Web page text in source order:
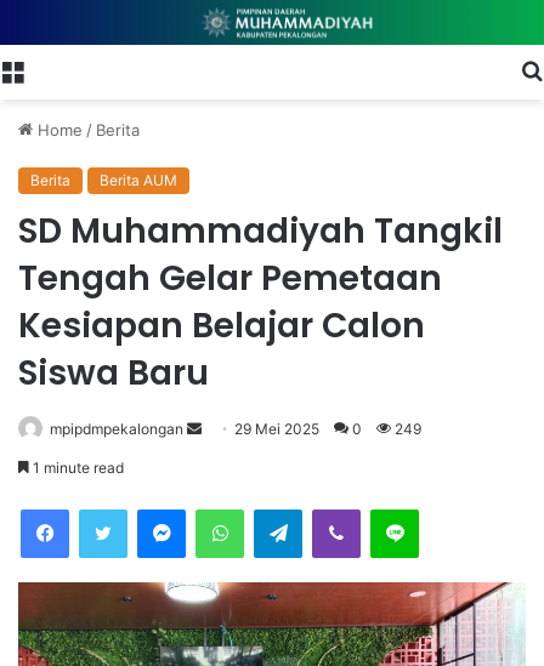
Home / Berita
Berita Berita AUM
SD Muhammadiyah Tangkil
Tengah Gelar Pemetaan
Kesiapan Belajar Calon
Siswa Baru
mpipdmpekalongan
e
m
a
29 Mei 2025 0 249
1 minute read
Telegram